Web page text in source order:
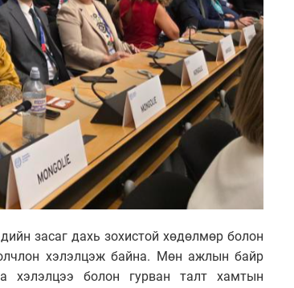
засаг дахь зохистой хөдөлмөр болон
хэлэлцэж байна. Мөн ажлын байр
хэлэлцээ болон гурван талт хамтын